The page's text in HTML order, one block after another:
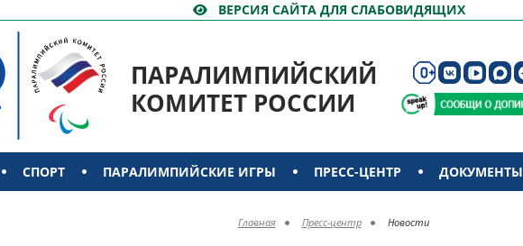
ВЕРСИЯ САЙТА ДЛЯ СЛАБОВИДЯЩИХ
ПАРАЛИМПИЙСКИЙ
КОМИТЕТ РОССИИ
СПОРТ ПАРАЛИМПИЙСКИЕ ИГРЫ ПРЕСС-ЦЕНТР ДОКУМЕНТЫ
Главная Пресс-центр Новости